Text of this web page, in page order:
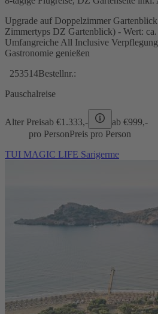
Upgrade auf Doppelzimmer
Zimmertyps DZ Gartenblick) - Wert:
Umfangreiche All Inclusive
Gastronomie genießen
253514Bestellnr.:
Pauschalreise
Alter Preisab €1.333,- ab €999,-
pro PersonPreis pro Person
TUI MAGIC LIFE Sarigerme